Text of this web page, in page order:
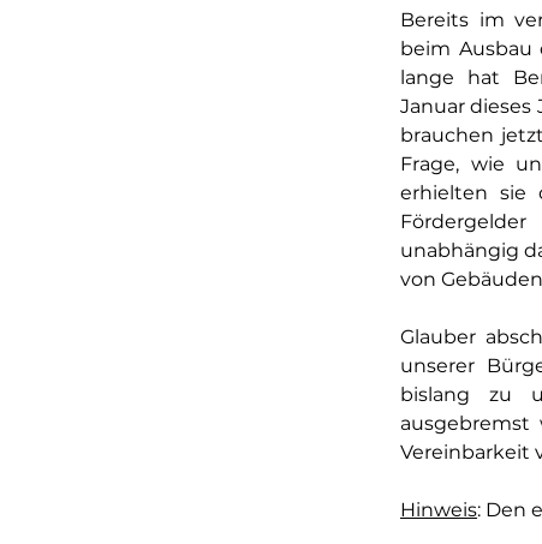
Bereits im
beim Ausbau
lange hat
Januar dieses
brauchen
Frage, wie
erhielten sie
unabhängig
von
Glauber
unserer
bislang zu
ausgebremst
Vereinbarkeit
Hinweis: Den